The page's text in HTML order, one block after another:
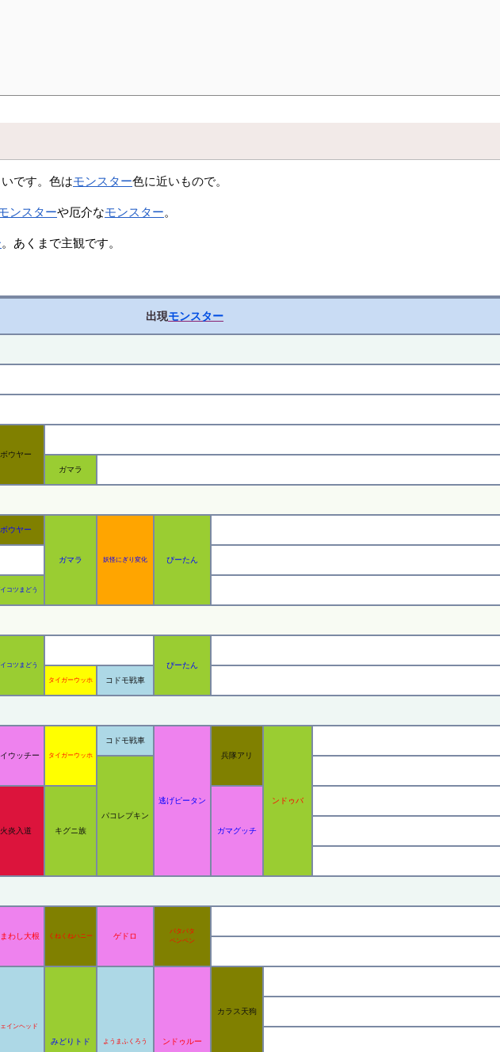
です。色はモンスター色に近いもので。
ンスターや厄介なモンスター。
。あくまで主観です。
出現モンスター
ボウヤー
ガマラ
ボウヤー
ガマラ 妖怪にぎり変化 ぴーたん
コツまどう
コツまどう ぴーたん
タイガーウッホ コドモ戦車
ウッチー タイガーウッホ
コドモ戦車
逃げピータン
兵隊アリ
ンドゥバ
パコレプキン
火炎入道 キグニ族 ガマグッチ
わし大根 くねくねハニー ゲドロ
パタパタ
ペンペン
インヘッド
みどりトド ようまふくろう ンドゥルー
カラス天狗